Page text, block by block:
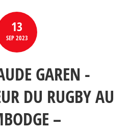
13
SEP2023
GAREN -
DU RUGBY AU
–